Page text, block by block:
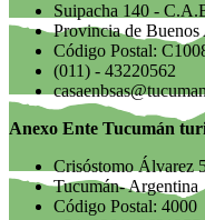
Suipacha 140 -
Provincia de
Código Postal:
(011) - 43220562
Anexo Ente Tucumán
Crisóstomo Álvarez
Tucumán- Argentina
Código Postal: 4000